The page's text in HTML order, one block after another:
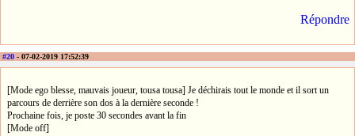
Répondre
#20 - 07-02-2019 17:52:39
[Mode ego blesse, mauvais joueur, tousa tousa] Je déchirais tout le monde et il sort un
parcours de derrière son dos à la dernière seconde !
Prochaine fois, je poste 30 secondes avant la fin
[Mode off]